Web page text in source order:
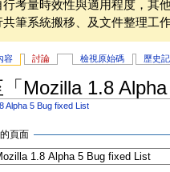
考量時效性與適用程度，其
筆系統搬移、及文件整理工
容 討論 檢視原始碼 歷史
Mozilla 1.8
Alpha 5 Bug fixed List
頁面